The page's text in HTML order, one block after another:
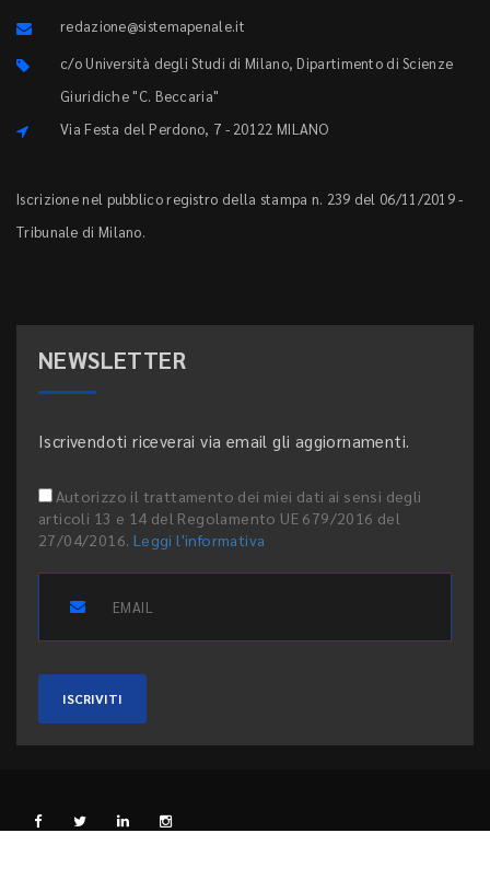
redazione@sistemapenale.it
c/o Università degli Studi di Milano, Dipartimento di Scienze
Giuridiche "C. Beccaria"
Via Festa del Perdono, 7 - 20122 MILANO
Iscrizione nel pubblico registro della stampa n. 239 del 06/11/2019 -
Tribunale di Milano.
NEWSLETTER
Iscrivendoti riceverai via email gli aggiornamenti.
Autorizzo il trattamento dei miei dati ai sensi degli
articoli 13 e 14 del Regolamento UE 679/2016 del
27/04/2016. Leggi l'informativa
ISCRIVITI